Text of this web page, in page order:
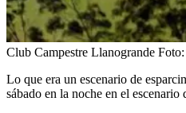
Club Campestre Llanogrande Foto:
Lo que era un escenario de
sábado en la noche en el